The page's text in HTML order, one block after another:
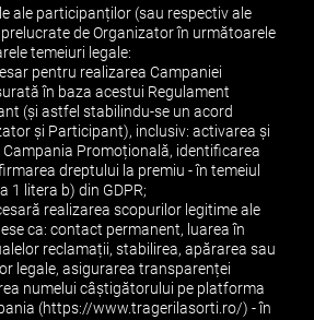
ale participanților (sau respectiv ale
de Organizator în următoarele
temeiuri legale:
pentru realizarea Campaniei
în baza acestui Regulament
(și astfel stabilindu-se un acord
și Participant), inclusiv: activarea și
Promoțională, identificarea
dreptului la premiu - în temeiul
1 litera b) din GDPR;
realizarea scopurilor legitime ale
ca: contact permanent, luarea în
reclamații, stabilirea, apărarea sau
legale, asigurarea transparenței
numelui câștigătorului pe platforma
(https://www.tragerilasorti.ro/) - în